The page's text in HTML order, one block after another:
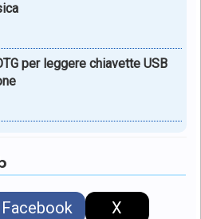
per leggere chiavette USB
Facebook
X